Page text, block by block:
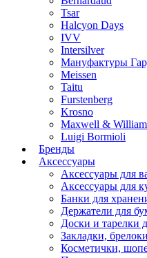
Tsar
Halcyon Days
IVV
Intersilver
Мануфактуры
Meissen
Taitu
Furstenberg
Krosno
Maxwell &
Luigi Bormioli
Бренды
Аксессуары
Аксессуары для
Аксессуары для
Банки для
Держатели для
Доски и тарелки
Закладки,
Косметички,